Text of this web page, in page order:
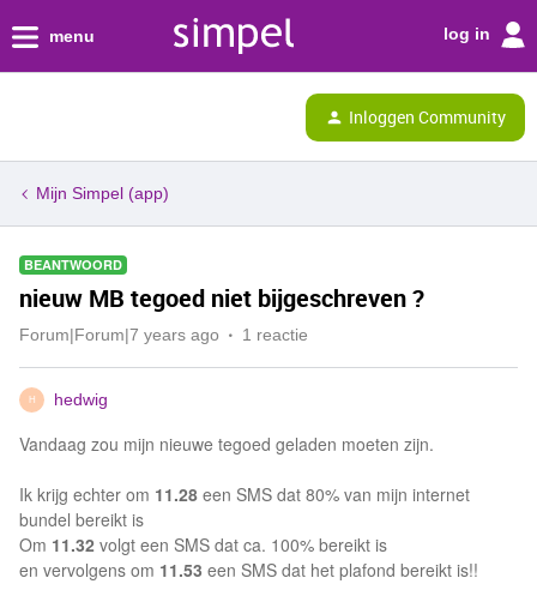
menu log in
Inloggen Community
Mijn Simpel (app)
BEANTWOORD
nieuw MB tegoed niet bijgeschreven ?
Forum|Forum|7 years ago 1 reactie
H hedwig
Vandaag zou mijn nieuwe tegoed geladen moeten zijn.
Ik krijg echter om 11.28 een SMS dat 80% van mijn internet
bundel bereikt is
Om 11.32 volgt een SMS dat ca. 100% bereikt is
en vervolgens om 11.53 een SMS dat het plafond bereikt is!!